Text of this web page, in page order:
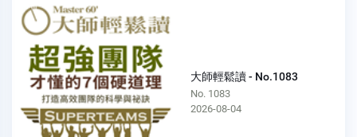
大師輕鬆讀 - No.1083
No. 1083
2026-08-04